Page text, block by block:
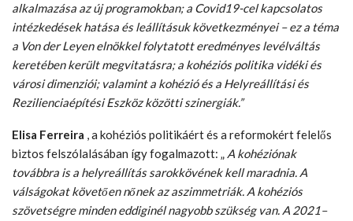
alkalmazása az új programokban; a Covid19-cel kapcsolatos
intézkedések hatása és leállításuk következményei – ez a téma
a Von der Leyen elnökkel folytatott eredményes levélváltás
keretében került megvitatásra; a kohéziós politika vidéki és
városi dimenziói; valamint a kohézió és a Helyreállítási és
Rezilienciaépítési Eszköz közötti szinergiák.”
Elisa Ferreira , a kohéziós politikáért és a reformokért felelős
biztos felszólalásában így fogalmazott: „ A kohéziónak
továbbra is a helyreállítás sarokkövének kell maradnia. A
válságokat követően nőnek az aszimmetriák. A kohéziós
szövetségre minden eddiginél nagyobb szükség van. A 2021–